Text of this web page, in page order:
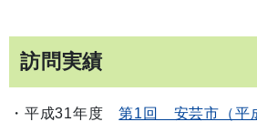
訪問実績
・平成31年度第1回 安芸市（平